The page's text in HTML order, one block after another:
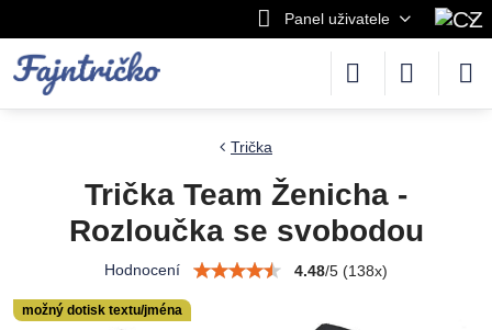
Panel uživatele
možný dotisk textu/jména
Trička
Trička Team Ženicha -
Rozloučka se svobodou
Hodnocení 4.48/5 (138x)